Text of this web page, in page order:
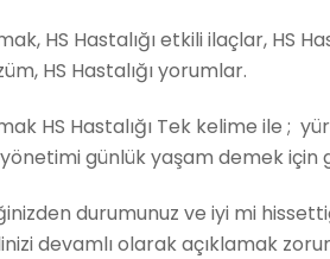
HS Hastalığı etkili ilaçlar, HS
HS Hastalığı yorumlar.
HS Hastalığı Tek kelime ile ;
günlük yaşam demek
durumunuz ve iyi mi
devamlı olarak açıklamak